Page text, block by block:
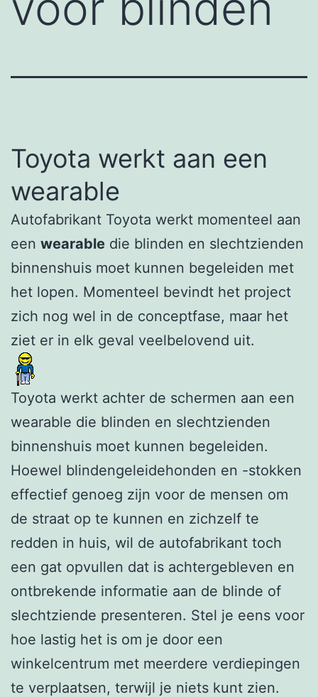
Toyota werkt aan een
wearable
Autofabrikant Toyota werkt momenteel aan
een wearable die blinden en slechtzienden
binnenshuis moet kunnen begeleiden met
het lopen. Momenteel bevindt het project
zich nog wel in de conceptfase, maar het
ziet er in elk geval veelbelovend uit.
Toyota werkt achter de schermen aan een
wearable die blinden en slechtzienden
binnenshuis moet kunnen begeleiden.
Hoewel blindengeleidehonden en -stokken
effectief genoeg zijn voor de mensen om
de straat op te kunnen en zichzelf te
redden in huis, wil de autofabrikant toch
een gat opvullen dat is achtergebleven en
ontbrekende informatie aan de blinde of
slechtziende presenteren. Stel je eens voor
hoe lastig het is om je door een
winkelcentrum met meerdere verdiepingen
te verplaatsen, terwijl je niets kunt zien.